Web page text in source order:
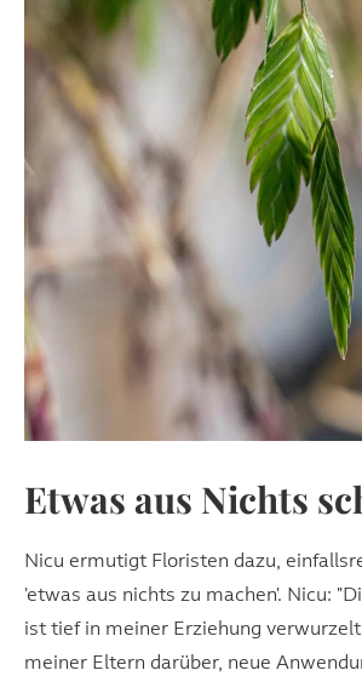
Etwas aus Nichts
Nicu ermutigt Floristen dazu,
'etwas aus nichts zu machen'. Nicu:
ist tief in meiner Erziehung
meiner Eltern darüber, neue